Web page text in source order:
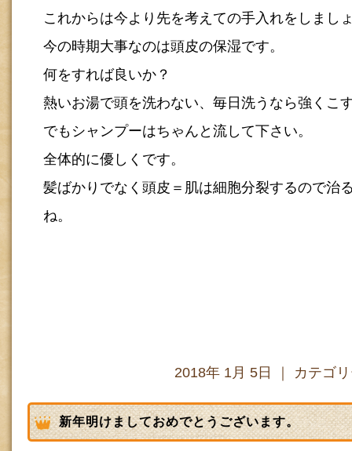
これからは今より先を考えての手入れをしまし
今の時期大事なのは頭皮の保湿です。
何をすれば良いか？
熱いお湯で頭を洗わない、毎日洗うなら強くこ
でもシャンプーはちゃんと流して下さい。
全体的に優しくです。
髪ばかりでなく頭皮＝肌は細胞分裂するので治
ね。
2018年 1月 5日 ｜ カテゴ
新年明けましておめでとうございます。